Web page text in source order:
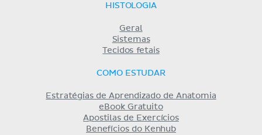
HISTOLOGIA
Geral
Sistemas
Tecidos fetais
COMO ESTUDAR
Estratégias de Aprendizado de Anatomia
eBook Gratuito
Apostilas de Exercícios
Benefícios do Kenhub